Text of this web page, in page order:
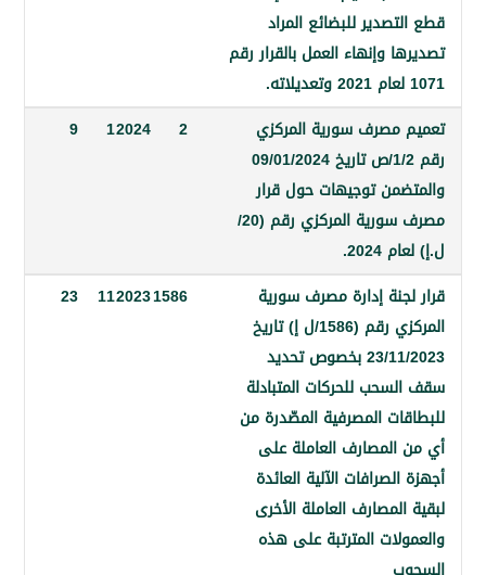
للبضائع المراد
وإنهاء العمل بالقرار رقم
سورية المركزي
رقم 1/2/ص تاريخ 09/01/2024
توجيهات حول قرار
مصرف سورية المركزي رقم (20/
2
إدارة مصرف سورية
المركزي رقم (1586/ل إ) تاريخ
23/11/2023 بخصوص تحديد
للحركات المتبادلة
المصرفية المصّدرة من
العاملة على
الآلية العائدة
العاملة الأخرى
المترتبة على هذه
1586
11
23